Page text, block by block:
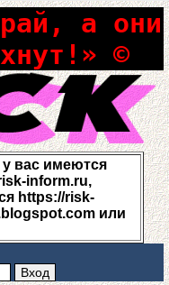
а они
©
вас имеются
inform.ru,
https://risk-
или